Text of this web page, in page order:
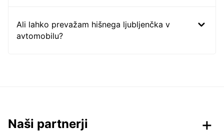
Ali lahko prevažam hišnega ljubljenčka v
avtomobilu?
Naši partnerji